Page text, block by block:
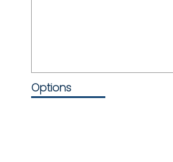
Options